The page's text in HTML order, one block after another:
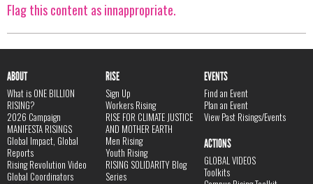
Flag this content as innappropriate.
ABOUT
What is ONE BILLION
RISING?
2026 Campaign
MANIFESTA RISINGS
Global Impact, Global
Reports
Rising Revolution Video
Global Coordinators
RISE
Sign Up
Workers Rising
RISE FOR CLIMATE JUSTICE
AND MOTHER EARTH
Men Rising
Youth Rising
RISING SOLIDARITY Blog
Series
EVENTS
Find an Event
Plan an Event
View Past Risings/Events
ACTIONS
GLOBAL VIDEOS
Toolkits